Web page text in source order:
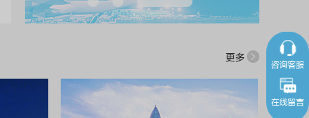
咨询客服
在线留言
1 2 3
更多